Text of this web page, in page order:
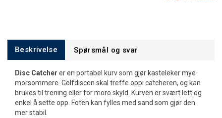
Beskrivelse Spørsmål og svar
Disc Catcher er en portabel kurv som gjør kasteleker mye
morsommere. Golfdiscen skal treffe oppi catcheren, og kan
brukes til trening eller for moro skyld. Kurven er svært lett og
enkel å sette opp. Foten kan fylles med sand som gjør den
mer stabil.